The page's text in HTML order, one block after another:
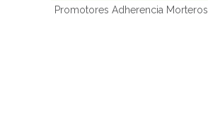
Promotores Adherencia Morteros